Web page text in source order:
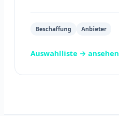
Beschaffung Anbieter
Auswahlliste → ansehen